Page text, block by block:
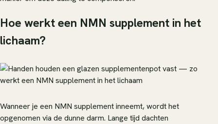
Hoe werkt een NMN supplement in het
lichaam?
Wanneer je een NMN supplement inneemt, wordt het
opgenomen via de dunne darm. Lange tijd dachten